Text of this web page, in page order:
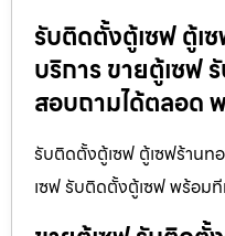
รับติดตั้งตู้เซฟ ตู้เ
บริการ ขายตู้เซฟ
สอบถามได้ตลอด
รับติดตั้งตู้เซฟ ตู้เซฟร้านท
เซฟ รับติดตั้งตู้เซฟ พร้อม